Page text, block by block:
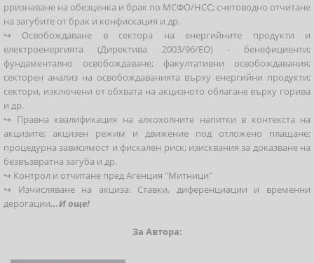
pризнаване на обезценка и брак по МСФО/НСС; счетоводно отчитане
на загубите от брак и конфискация и др.
↪ Освобождаване в сектора на енергийните продукти и
електроенергията (Директива 2003/96/ЕО) - бенефициенти;
фундаментално освобождаване; факултативни освобождавания;
секторен анализ на освобождаванията върху енергийни продукти;
сектори, изключени от обхвата на акцизното облагане върху горива
и др.
↪ Правна квалификация на алкохолните напитки в контекста на
акцизите; акцизен режим и движение под отложено плащане;
процедурна зависимост и фискален риск; изисквания за доказване на
безвъзвратна загуба и др.
↪ Контрол и отчитане пред Агенция "Митници"
↪ Изчисляване на акциза: Ставки, диференциации и временни
дерогации...И още!
За Автора: